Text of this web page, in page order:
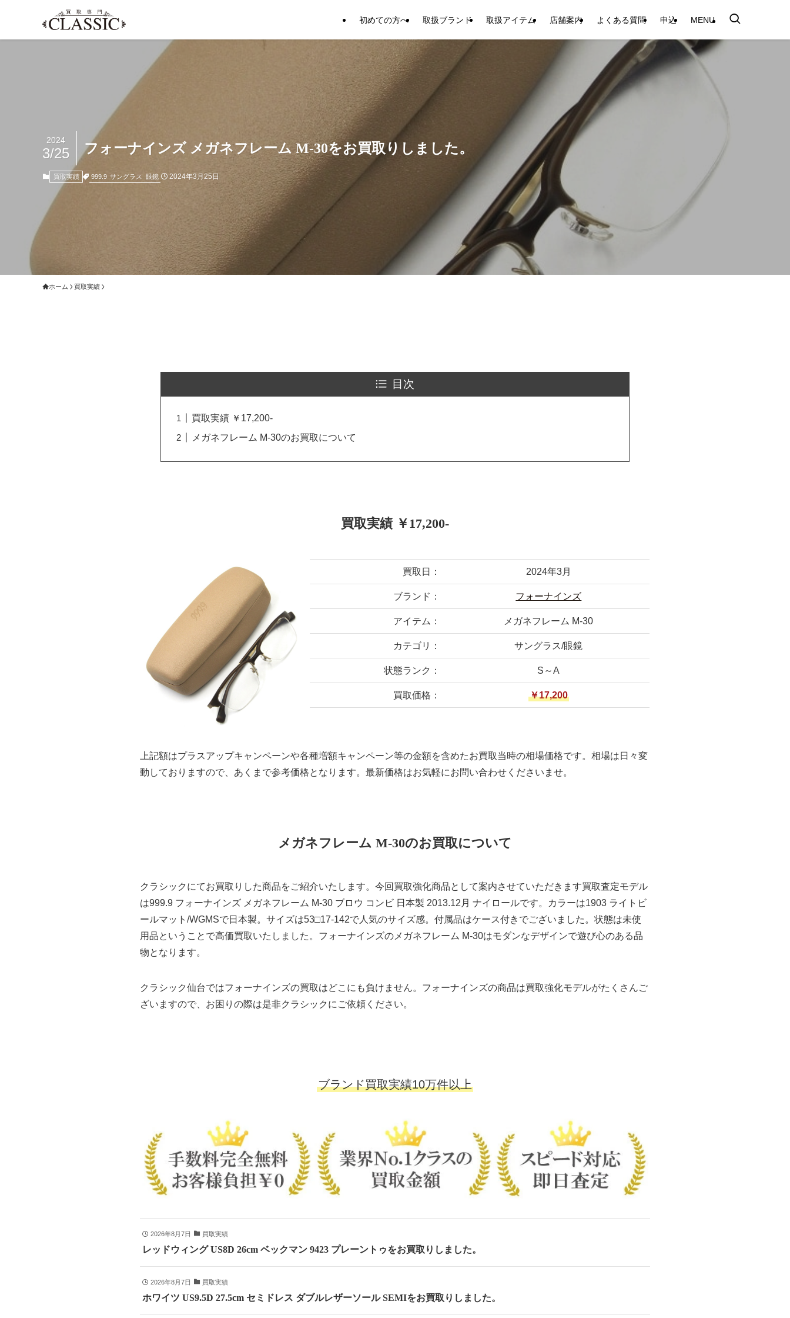
初めての方へ 取扱ブランド 取扱アイテム 店舗案内 よくある質問 申込 MENU
フォーナインズ メガネフレーム M-30をお買取りしました。
2024
3/25
買取実績 999.9 サングラス 眼鏡 2024年3月25日
ホーム 買取実績
目次
買取実績 ￥17,200-
メガネフレーム M-30のお買取について
買取実績 ￥17,200-
買取日： 2024年3月
ブランド： フォーナインズ
アイテム： メガネフレーム M-30
カテゴリ： サングラス/眼鏡
状態ランク： S～A
買取価格： ￥17,200
上記額はプラスアップキャンペーンや各種増額キャンペーン等の金額を含めたお買取当時の相場価格です。相場は日々変
動しておりますので、あくまで参考価格となります。最新価格はお気軽にお問い合わせくださいませ。
メガネフレーム M-30のお買取について
クラシックにてお買取りした商品をご紹介いたします。今回買取強化商品として案内させていただきます買取査定モデル
は999.9 フォーナインズ メガネフレーム M-30 ブロウ コンビ 日本製 2013.12月 ナイロールです。カラーは1903 ライトビ
ールマット/WGMSで日本製。サイズは53□17-142で人気のサイズ感。付属品はケース付きでございました。状態は未使
用品ということで高価買取いたしました。フォーナインズのメガネフレーム M-30はモダンなデザインで遊び心のある品
物となります。
クラシック仙台ではフォーナインズの買取はどこにも負けません。フォーナインズの商品は買取強化モデルがたくさんご
ざいますので、お困りの際は是非クラシックにご依頼ください。
ブランド買取実績10万件以上
2026年8月7日 買取実績
レッドウィング US8D 26cm ベックマン 9423 プレーントゥをお買取りしました。
2026年8月7日 買取実績
ホワイツ US9.5D 27.5cm セミドレス ダブルレザーソール SEMIをお買取りしました。